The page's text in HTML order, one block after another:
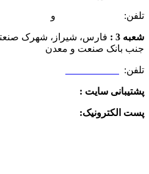
تلفن: و
شعبه 3 :
فارس، شیراز، شهرک
جنب بانک صنعت و معدن
تلفن:
پشتیبانی سایت :
پست الکترونیک: